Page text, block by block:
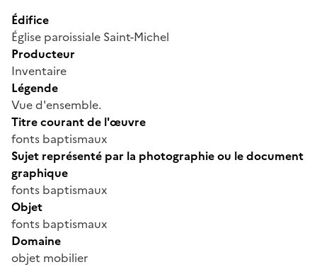
Édifice
Église paroissiale Saint-Michel
Producteur
Inventaire
Légende
Vue d'ensemble.
Titre courant de l'œuvre
fonts baptismaux
Sujet représenté par la photographie ou le document
graphique
fonts baptismaux
Objet
fonts baptismaux
Domaine
objet mobilier